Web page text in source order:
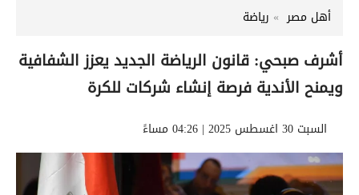
أهل مصر رياضة
أشرف صبحي: قانون الرياضة الجديد يعزز الشفافية
ويمنح الأندية فرصة إنشاء شركات للكرة
السبت 30 اغسطس 2025 | 04:26 مساءً